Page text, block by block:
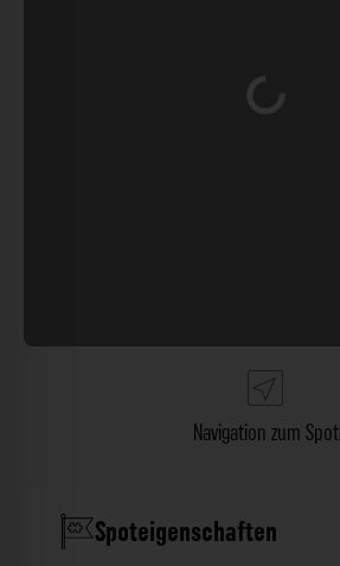
Wird geladen …
Navigation zum Spot
Spoteigenschaften